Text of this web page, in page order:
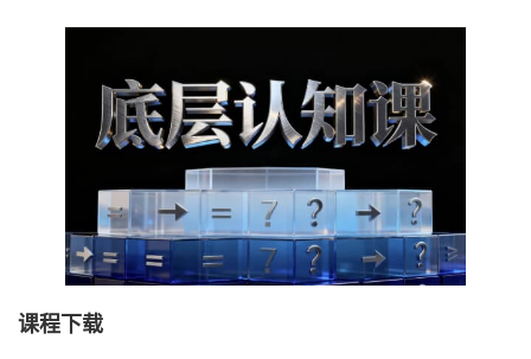
课程下载